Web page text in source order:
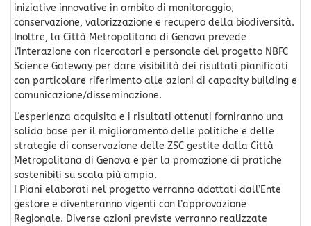
iniziative innovative in ambito di monitoraggio,
conservazione, valorizzazione e recupero della biodiversità.
Inoltre, la Città Metropolitana di Genova prevede
l’interazione con ricercatori e personale del progetto NBFC
Science Gateway per dare visibilità dei risultati pianificati
con particolare riferimento alle azioni di capacity building e
comunicazione/disseminazione.
L'esperienza acquisita e i risultati ottenuti forniranno una
solida base per il miglioramento delle politiche e delle
strategie di conservazione delle ZSC gestite dalla Città
Metropolitana di Genova e per la promozione di pratiche
sostenibili su scala più ampia.
I Piani elaborati nel progetto verranno adottati dall’Ente
gestore e diventeranno vigenti con l’approvazione
Regionale. Diverse azioni previste verranno realizzate